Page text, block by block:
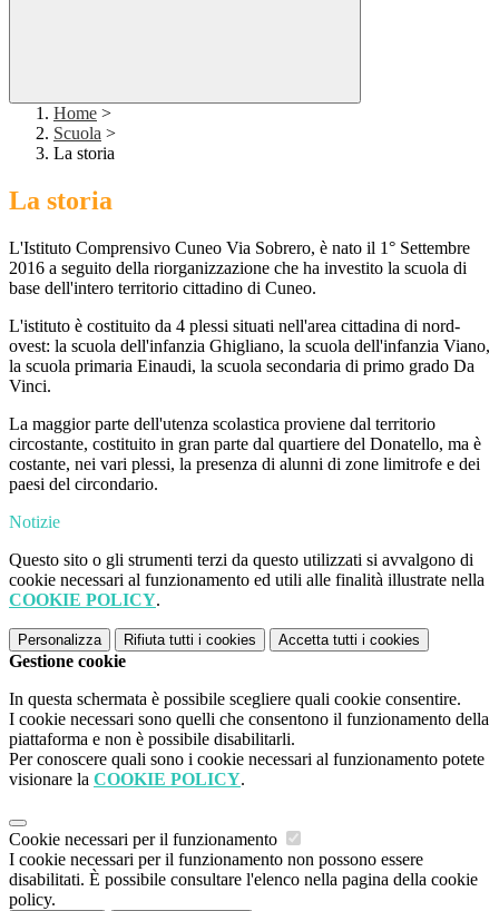
Home >
Scuola >
La storia
La storia
L'Istituto Comprensivo Cuneo Via Sobrero, è nato il 1° Settembre
2016 a seguito della riorganizzazione che ha investito la scuola di
base dell'intero territorio cittadino di Cuneo.
L'istituto è costituito da 4 plessi situati nell'area cittadina di nord-
ovest: la scuola dell'infanzia Ghigliano, la scuola dell'infanzia Viano,
la scuola primaria Einaudi, la scuola secondaria di primo grado Da
Vinci.
La maggior parte dell'utenza scolastica proviene dal territorio
circostante, costituito in gran parte dal quartiere del Donatello, ma è
costante, nei vari plessi, la presenza di alunni di zone limitrofe e dei
paesi del circondario.
Notizie
Questo sito o gli strumenti terzi da questo utilizzati si avvalgono di
cookie necessari al funzionamento ed utili alle finalità illustrate nella
COOKIE POLICY.
Personalizza Rifiuta tutti i cookies Accetta tutti i cookies
Gestione cookie
In questa schermata è possibile scegliere quali cookie consentire.
I cookie necessari sono quelli che consentono il funzionamento della
piattaforma e non è possibile disabilitarli.
Per conoscere quali sono i cookie necessari al funzionamento potete
visionare la COOKIE POLICY.
Cookie necessari per il funzionamento
I cookie necessari per il funzionamento non possono essere
disabilitati. È possibile consultare l'elenco nella pagina della cookie
policy.